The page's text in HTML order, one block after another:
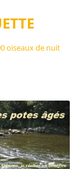
oiseaux de nuit